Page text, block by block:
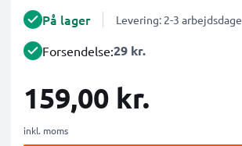
På lager Levering: 2-3 arbejdsdage
Forsendelse:29 kr.
159,00 kr.
inkl. moms